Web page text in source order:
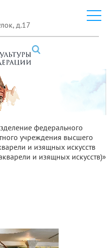
федерального
учреждения высшего
и изящных искусств
и изящных искусств)»
д.17